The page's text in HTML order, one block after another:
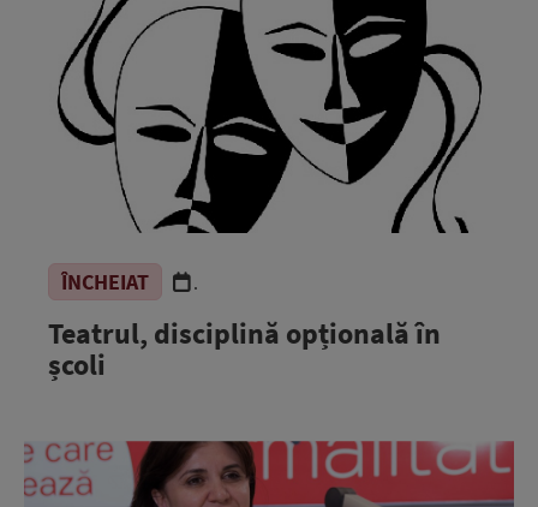
ÎNCHEIAT .
Teatrul, disciplină opțională în
școli